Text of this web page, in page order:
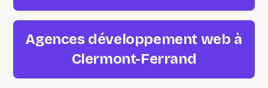
Agences développement web à
Clermont-Ferrand